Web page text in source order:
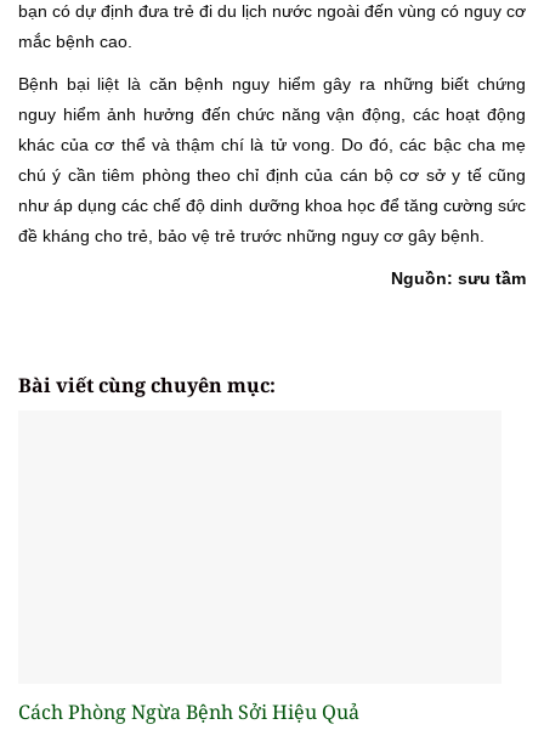
bạn có dự định đưa trẻ đi du lịch nước ngoài đến vùng có nguy cơ
mắc bệnh cao.
Bệnh bại liệt là căn bệnh nguy hiểm gây ra những biết chứng
nguy hiểm ảnh hưởng đến chức năng vận động, các hoạt động
khác của cơ thể và thậm chí là tử vong. Do đó, các bậc cha mẹ
chú ý cần tiêm phòng theo chỉ định của cán bộ cơ sở y tế cũng
như áp dụng các chế độ dinh dưỡng khoa học để tăng cường sức
đề kháng cho trẻ, bảo vệ trẻ trước những nguy cơ gây bệnh.
Nguồn: sưu tầm
Bài viết cùng chuyên mục:
Cách Phòng Ngừa Bệnh Sởi Hiệu Quả